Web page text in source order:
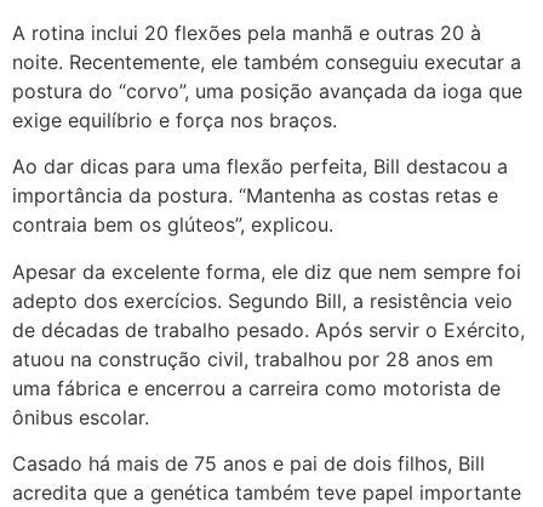
A rotina inclui 20 flexões pela manhã e outras 20 à
noite. Recentemente, ele também conseguiu executar a
postura do “corvo”, uma posição avançada da ioga que
exige equilíbrio e força nos braços.
Ao dar dicas para uma flexão perfeita, Bill destacou a
importância da postura. “Mantenha as costas retas e
contraia bem os glúteos”, explicou.
Apesar da excelente forma, ele diz que nem sempre foi
adepto dos exercícios. Segundo Bill, a resistência veio
de décadas de trabalho pesado. Após servir o Exército,
atuou na construção civil, trabalhou por 28 anos em
uma fábrica e encerrou a carreira como motorista de
ônibus escolar.
Casado há mais de 75 anos e pai de dois filhos, Bill
acredita que a genética também teve papel importante